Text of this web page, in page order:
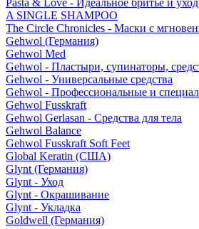
Pasta & Love - Идеальное бритье и
A SINGLE SHAMPOO
The Circle Chronicles - Маски с
Gehwol (Германия)
Gehwol Med
Gehwol - Пластыри, супинаторы,
Gehwol - Универсальные средства
Gehwol - Профессиональные и
Gehwol Fusskraft
Gehwol Gerlasan - Средства для тела
Gehwol Balance
Gehwol Fusskraft Soft Feet
Global Keratin (США)
Glynt (Германия)
Glynt - Уход
Glynt - Окрашивание
Glynt - Укладка
Goldwell (Германия)